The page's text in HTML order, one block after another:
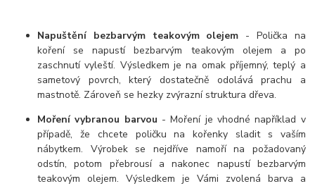
Napuštění bezbarvým teakovým olejem - Polička na
koření se napustí bezbarvým teakovým olejem a po
zaschnutí vyleští. Výsledkem je na omak příjemný, teplý a
sametový povrch, který dostatečně odolává prachu a
mastnotě. Zároveň se hezky zvýrazní struktura dřeva.
Moření vybranou barvou - Moření je vhodné například v
případě, že chcete poličku na kořenky sladit s vaším
nábytkem. Výrobek se nejdříve namoří na požadovaný
odstín, potom přebrousí a nakonec napustí bezbarvým
teakovým olejem. Výsledkem je Vámi zvolená barva a